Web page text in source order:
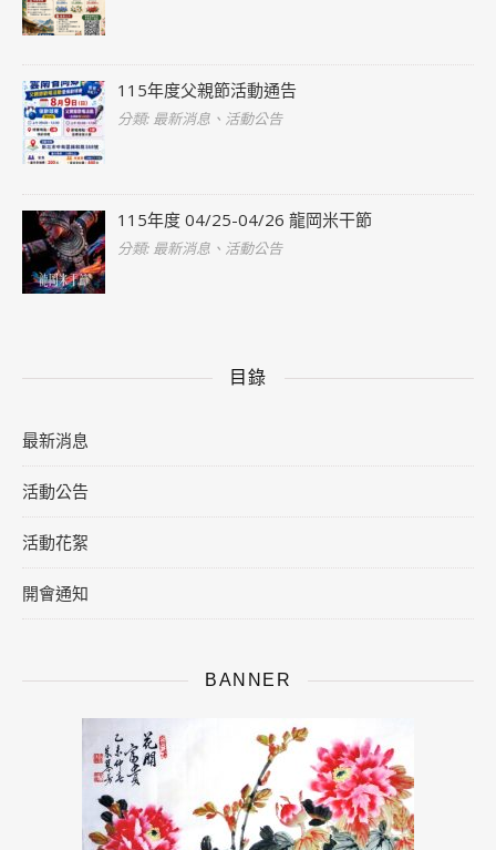
115年度父親節活動通告
分類: 最新消息、活動公告
115年度 04/25-04/26 龍岡米干節
分類: 最新消息、活動公告
目錄
最新消息
活動公告
活動花絮
開會通知
BANNER